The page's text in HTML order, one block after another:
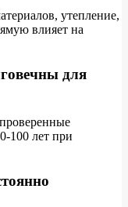
утепление,
влияет на
для
100 лет при